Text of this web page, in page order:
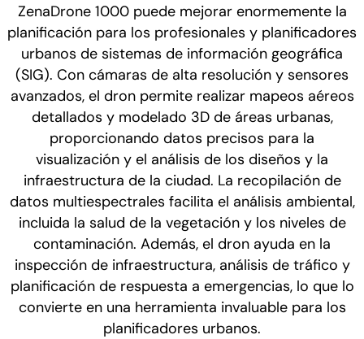
ZenaDrone 1000 puede mejorar enormemente la
planificación para los profesionales y planificadores
urbanos de sistemas de información geográfica
(SIG). Con cámaras de alta resolución y sensores
avanzados, el dron permite realizar mapeos aéreos
detallados y modelado 3D de áreas urbanas,
proporcionando datos precisos para la
visualización y el análisis de los diseños y la
infraestructura de la ciudad. La recopilación de
datos multiespectrales facilita el análisis ambiental,
incluida la salud de la vegetación y los niveles de
contaminación. Además, el dron ayuda en la
inspección de infraestructura, análisis de tráfico y
planificación de respuesta a emergencias, lo que lo
convierte en una herramienta invaluable para los
planificadores urbanos.